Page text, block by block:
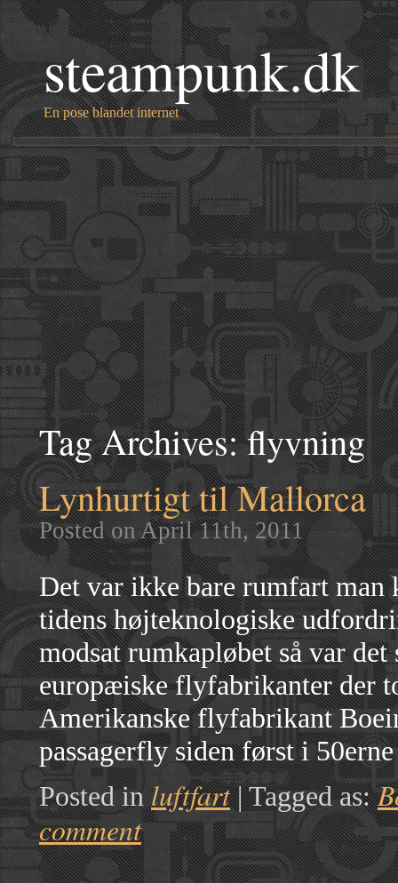
steampunk.dk
En pose blandet internet
Tag Archives:flyvning
Lynhurtigt til Mallorca
Posted on April 11th, 2011
Det var ikke bare rumfart man
tidens højteknologiske
modsat rumkapløbet så var
europæiske flyfabrikanter der
Amerikanske flyfabrikant
passagerfly siden først i
Posted in luftfart | Tagged as:
comment